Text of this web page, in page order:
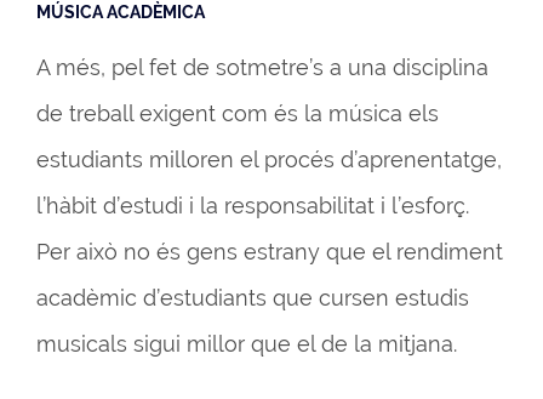
MÚSICA ACADÈMICA
A més, pel fet de sotmetre’s a una disciplina
de treball exigent com és la música els
estudiants milloren el procés d’aprenentatge,
l’hàbit d’estudi i la responsabilitat i l’esforç.
Per això no és gens estrany que el rendiment
acadèmic d’estudiants que cursen estudis
musicals sigui millor que el de la mitjana.